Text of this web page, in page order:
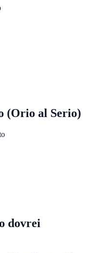
(Orio al Serio)
dovrei